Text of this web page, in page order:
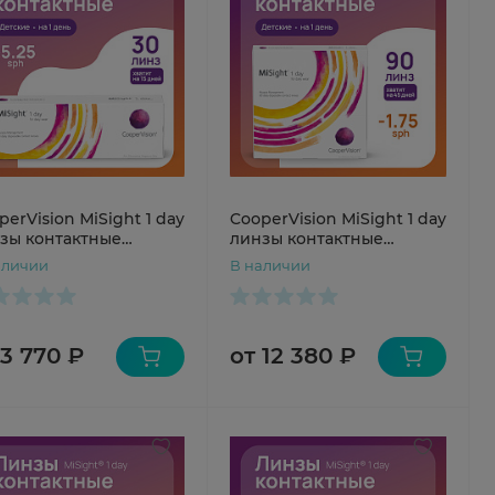
MiSight 1 day
контактные
№30 sph
770 ₽
CooperVision MiSight 1 day
линзы контактные
однодневные №90 sph
В наличии
от 12 380 ₽